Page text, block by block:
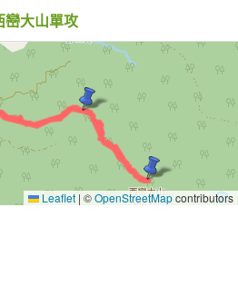
巒大山單攻
Leaflet | ©OpenStreetMapcontributors